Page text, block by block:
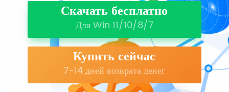
Скачать бесплатно
Для Win 11/10/8/7
Купить сейчас
7-14 дней возврата денег